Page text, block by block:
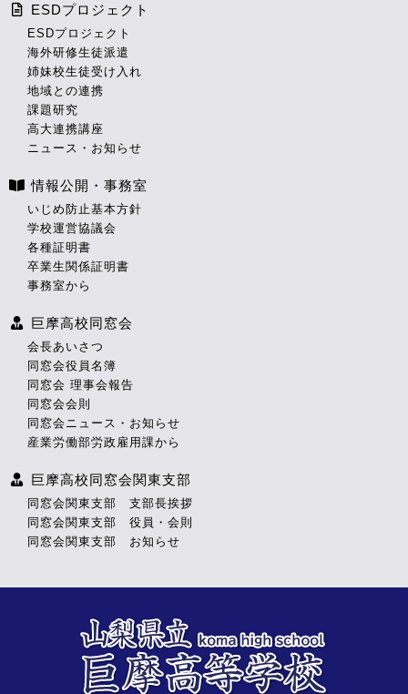
ESDプロジェクト
ESDプロジェクト
海外研修生徒派遣
姉妹校生徒受け入れ
地域との連携
課題研究
高大連携講座
ニュース・お知らせ
情報公開・事務室
いじめ防止基本方針
学校運営協議会
各種証明書
卒業生関係証明書
事務室から
巨摩高校同窓会
会長あいさつ
同窓会役員名簿
同窓会 理事会報告
同窓会会則
同窓会ニュース・お知らせ
産業労働部労政雇用課から
巨摩高校同窓会関東支部
同窓会関東支部 支部長挨拶
同窓会関東支部 役員・会則
同窓会関東支部 お知らせ